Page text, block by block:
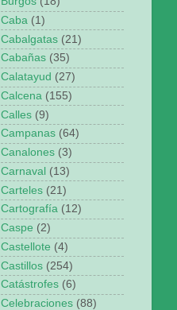
Caba (1)
Cabalgatas (21)
Cabañas (35)
Calatayud (27)
Calcena (155)
Calles (9)
Campanas (64)
Canalones (3)
Carnaval (13)
Carteles (21)
Cartografía (12)
Caspe (2)
Castellote (4)
Castillos (254)
Catástrofes (6)
Celebraciones (88)